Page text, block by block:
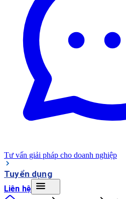
Tư vấn giải pháp cho doanh nghiệp
Tuyển dụng
Liên hệ